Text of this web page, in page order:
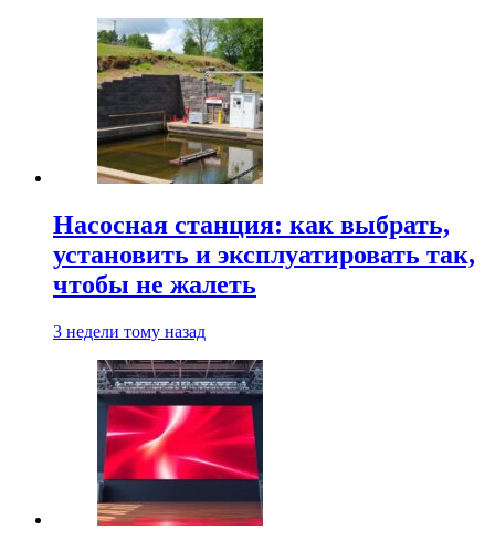
Насосная станция: как выбрать,
установить и эксплуатировать так,
чтобы не жалеть
3 недели тому назад